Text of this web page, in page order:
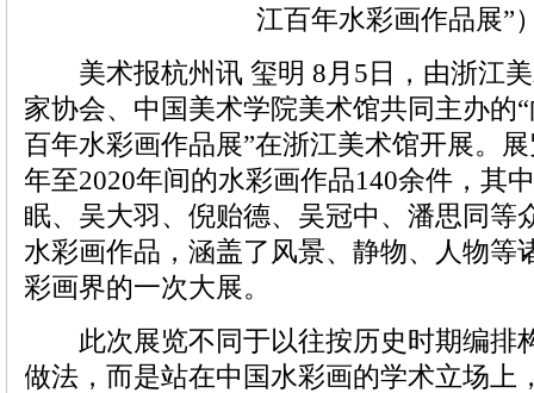
江百年水彩画作品展”
美术报杭州讯 玺明 8月5日，由浙江美
家协会、中国美术学院美术馆共同主办
百年水彩画作品展”在浙江美术馆开展。
年至2020年间的水彩画作品140余件，其
眠、吴大羽、倪贻德、吴冠中、潘思同等
水彩画作品，涵盖了风景、静物、人物等
彩画界的一次大展。
此次展览不同于以往按历史时期编排
做法，而是站在中国水彩画的学术立场上